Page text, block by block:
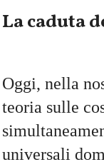
La caduta
Oggi, nella
teoria sulle
universali